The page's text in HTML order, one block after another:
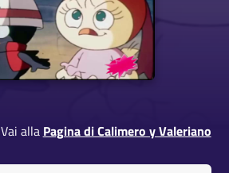
Vai alla Pagina di Calimero y Valeriano